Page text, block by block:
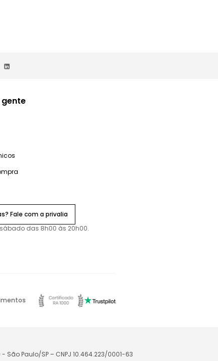
gente
Fale com a privalia
das 8h00 às 20h00.
São Paulo/SP – CNPJ 10.464.223/0001-63